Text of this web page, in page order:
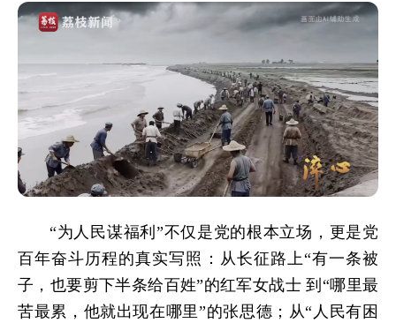
“为人民谋福利”不仅是党的根本立场，更是党
百年奋斗历程的真实写照：从长征路上“有一条被
子，也要剪下半条给百姓”的红军女战士 到“哪里最
苦最累，他就出现在哪里”的张思德；从“人民有困